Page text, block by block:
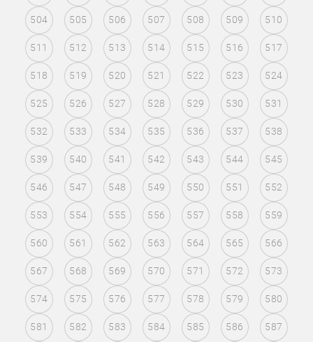
504 505 506 507 508 509 510
511 512 513 514 515 516 517
518 519 520 521 522 523 524
525 526 527 528 529 530 531
532 533 534 535 536 537 538
539 540 541 542 543 544 545
546 547 548 549 550 551 552
553 554 555 556 557 558 559
560 561 562 563 564 565 566
567 568 569 570 571 572 573
574 575 576 577 578 579 580
581 582 583 584 585 586 587